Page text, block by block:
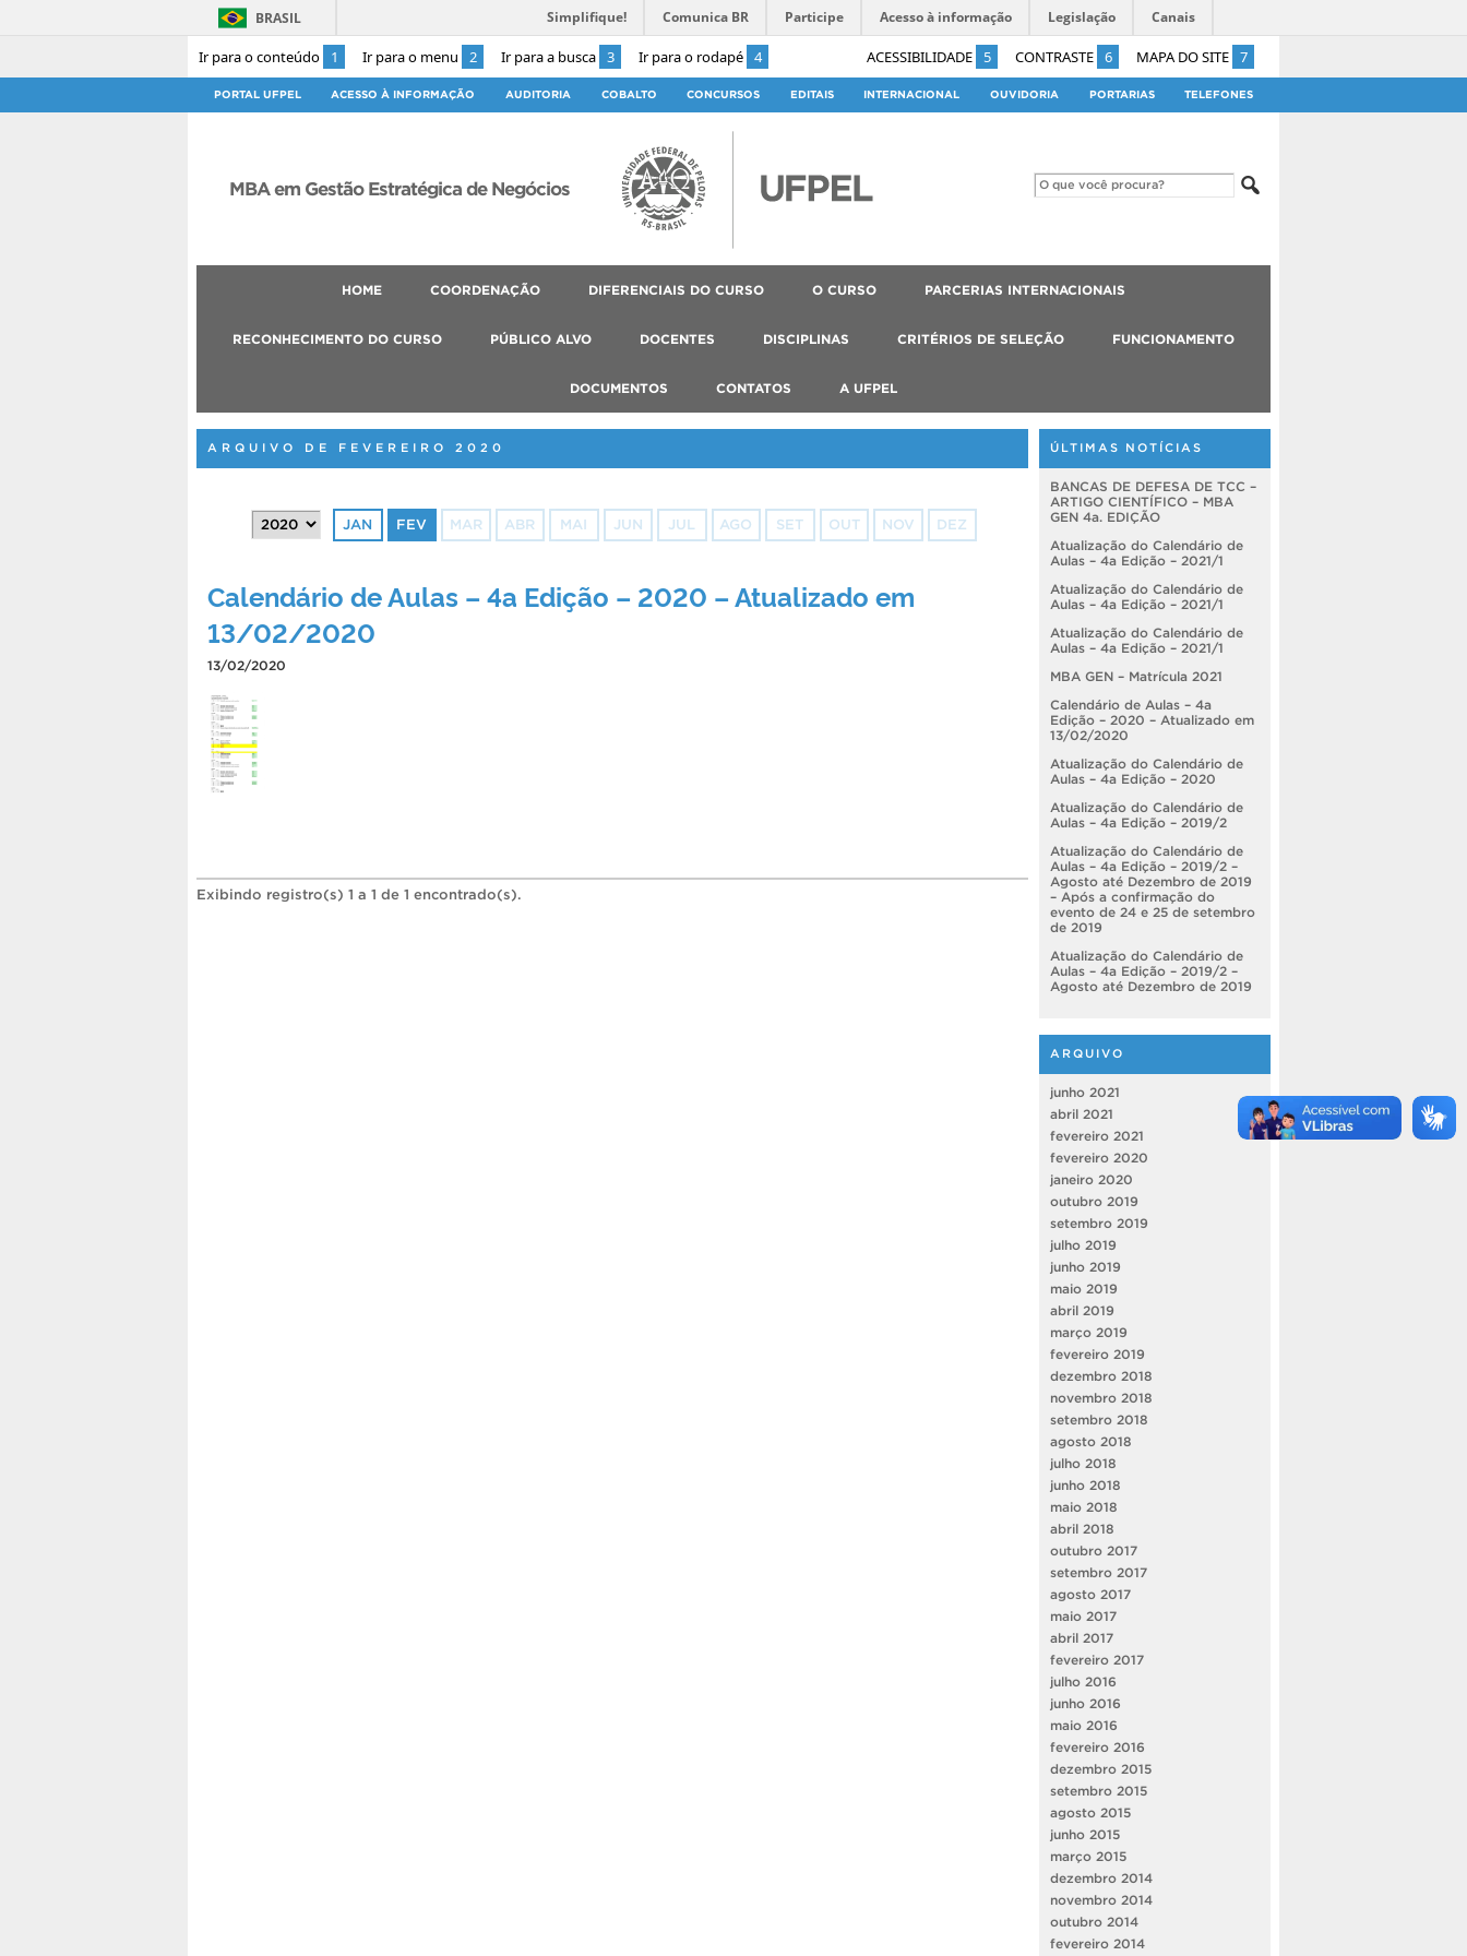
Ir para o conteúdo 1 Ir para o menu 2 Ir para a busca 3 Ir para o rodapé 4 ACESSIBILIDADE 5 CONTRASTE 6 MAPA DO SITE 7
BRASIL Simplifique! Comunica BR Participe Acesso à informação Legislação Canais
PORTAL UFPEL ACESSO À INFORMAÇÃO AUDITORIA COBALTO CONCURSOS EDITAIS INTERNACIONAL OUVIDORIA PORTARIAS TELEFONES
MBA em Gestão Estratégica de Negócios
HOME COORDENAÇÃO DIFERENCIAIS DO CURSO O CURSO PARCERIAS INTERNACIONAIS
RECONHECIMENTO DO CURSO PÚBLICO ALVO DOCENTES DISCIPLINAS CRITÉRIOS DE SELEÇÃO FUNCIONAMENTO
DOCUMENTOS CONTATOS A UFPEL
ARQUIVO DE FEVEREIRO 2020
JAN FEV MAR ABR MAI JUN JUL AGO SET OUT NOV DEZ
Calendário de Aulas – 4a Edição – 2020 – Atualizado em
13/02/2020
13/02/2020
Exibindo registro(s) 1 a 1 de 1 encontrado(s).
ÚLTIMAS NOTÍCIAS
BANCAS DE DEFESA DE TCC –
ARTIGO CIENTÍFICO – MBA
GEN 4a. EDIÇÃO
Atualização do Calendário de
Aulas – 4a Edição – 2021/1
Atualização do Calendário de
Aulas – 4a Edição – 2021/1
Atualização do Calendário de
Aulas – 4a Edição – 2021/1
MBA GEN – Matrícula 2021
Calendário de Aulas – 4a
Edição – 2020 – Atualizado em
13/02/2020
Atualização do Calendário de
Aulas – 4a Edição – 2020
Atualização do Calendário de
Aulas – 4a Edição – 2019/2
Atualização do Calendário de
Aulas – 4a Edição – 2019/2 –
Agosto até Dezembro de 2019
– Após a confirmação do
evento de 24 e 25 de setembro
de 2019
Atualização do Calendário de
Aulas – 4a Edição – 2019/2 –
Agosto até Dezembro de 2019
ARQUIVO
junho 2021
abril 2021
fevereiro 2021
fevereiro 2020
janeiro 2020
outubro 2019
setembro 2019
julho 2019
junho 2019
maio 2019
abril 2019
março 2019
fevereiro 2019
dezembro 2018
novembro 2018
setembro 2018
agosto 2018
julho 2018
junho 2018
maio 2018
abril 2018
outubro 2017
setembro 2017
agosto 2017
maio 2017
abril 2017
fevereiro 2017
julho 2016
junho 2016
maio 2016
fevereiro 2016
dezembro 2015
setembro 2015
agosto 2015
junho 2015
março 2015
dezembro 2014
novembro 2014
outubro 2014
fevereiro 2014